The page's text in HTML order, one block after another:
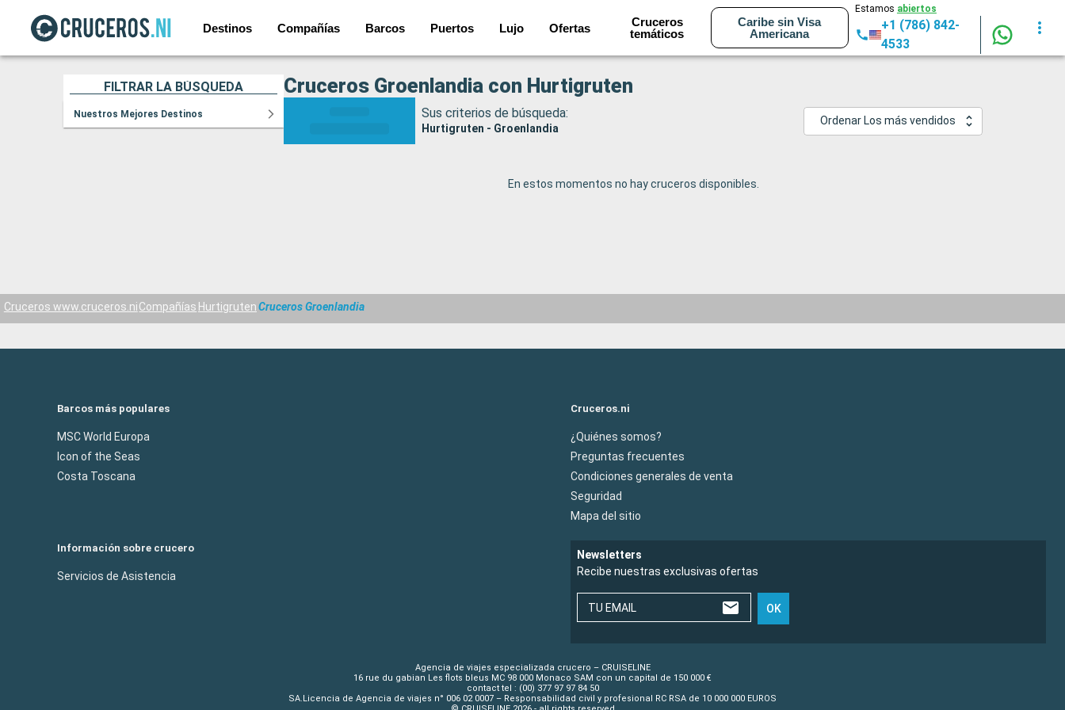
Destinos Compañías Barcos Puertos Lujo Ofertas
Cruceros
temáticos
Caribe sin Visa
Americana
Estamos abiertos
+1 (786) 842-
4533
FILTRAR LA BÚSQUEDA
Nuestros Mejores Destinos
Cruceros Groenlandia con Hurtigruten
Sus criterios de búsqueda:
Hurtigruten - Groenlandia
Ordenar Los más vendidos
En estos momentos no hay cruceros disponibles.
Cruceros www.cruceros.niCompañías HurtigrutenCruceros Groenlandia
Barcos más populares
MSC World Europa
Icon of the Seas
Costa Toscana
Cruceros.ni
¿Quiénes somos?
Preguntas frecuentes
Condiciones generales de venta
Seguridad
Mapa del sitio
Información sobre crucero
Servicios de Asistencia
Newsletters
Recibe nuestras exclusivas ofertas
TU EMAIL OK
Agencia de viajes especializada crucero – CRUISELINE
16 rue du gabian Les flots bleus MC 98 000 Monaco SAM con un capital de 150 000 €
contact tel : (00) 377 97 97 84 50
SA.Licencia de Agencia de viajes n° 006 02 0007 – Responsabilidad civil y profesional RC RSA de 10 000 000 EUROS